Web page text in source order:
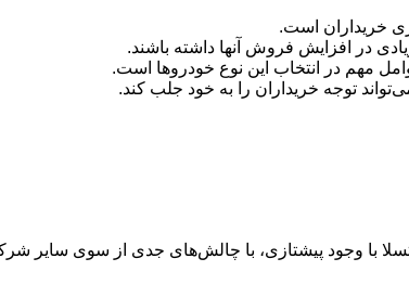
خریداران است.
در افزایش فروش آنها داشته باشند.
مهم در انتخاب این نوع خودروها است.
توجه خریداران را به خود جلب کند.
تسلا با وجود پیشتازی، با چالش‌های جدی از سوی